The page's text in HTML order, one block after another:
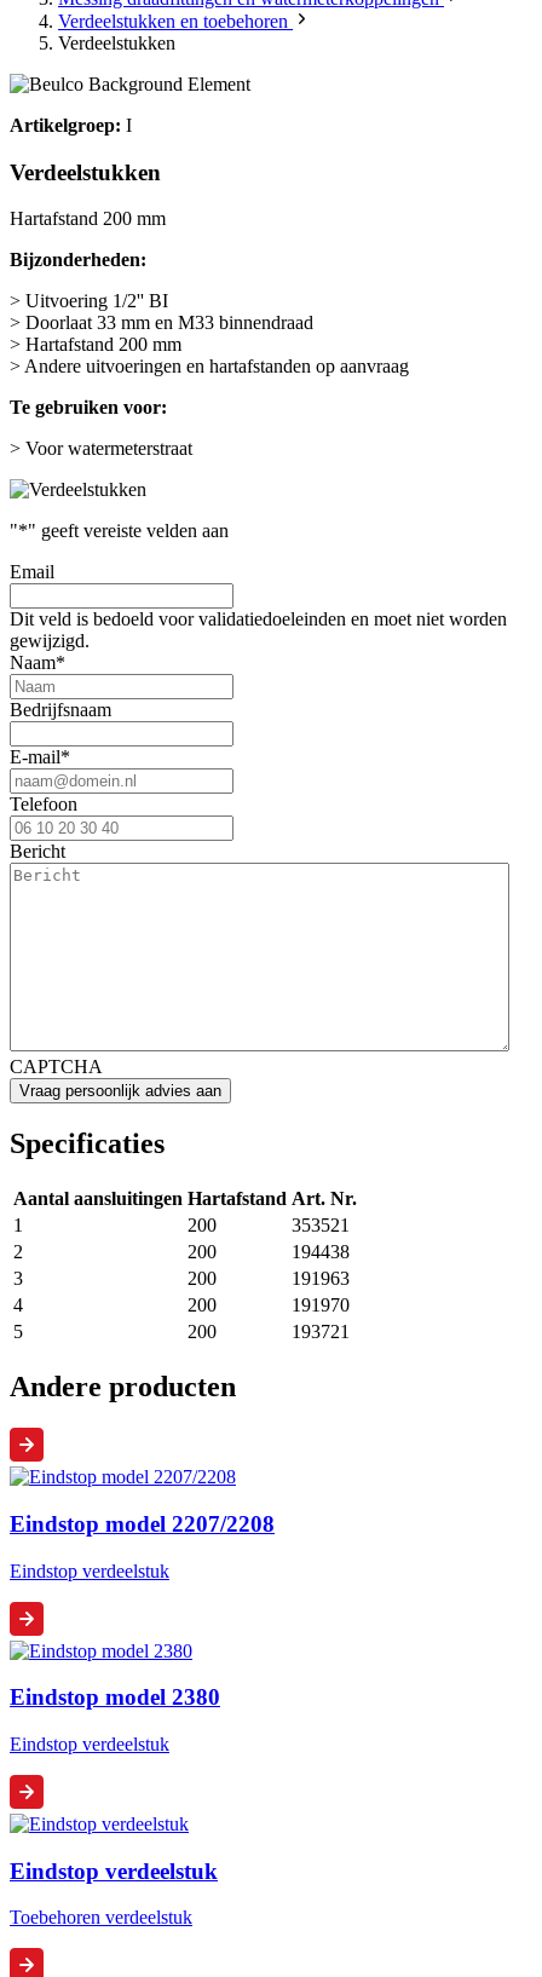
Verdeelstukken en toebehoren
Verdeelstukken
Artikelgroep: I
Verdeelstukken
Hartafstand 200 mm
Bijzonderheden:
> Uitvoering 1/2'' BI
> Doorlaat 33 mm en M33 binnendraad
> Hartafstand 200 mm
> Andere uitvoeringen en hartafstanden op aanvraag
Te gebruiken voor:
> Voor watermeterstraat
"*" geeft vereiste velden aan
Email
Dit veld is bedoeld voor validatiedoeleinden en moet niet worden
gewijzigd.
Naam*
Bedrijfsnaam
E-mail*
Telefoon
Bericht
CAPTCHA
Specificaties
Aantal aansluitingen Hartafstand Art. Nr.
1
200
353521
2
200
194438
3
200
191963
4
200
191970
5
200 193721
Andere producten
Eindstop model 2207/2208
Eindstop verdeelstuk
Eindstop model 2380
Eindstop verdeelstuk
Eindstop verdeelstuk
Toebehoren verdeelstuk